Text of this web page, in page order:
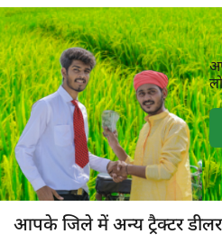
आपके जिले में अन्य ट्रैक्टर डीलर